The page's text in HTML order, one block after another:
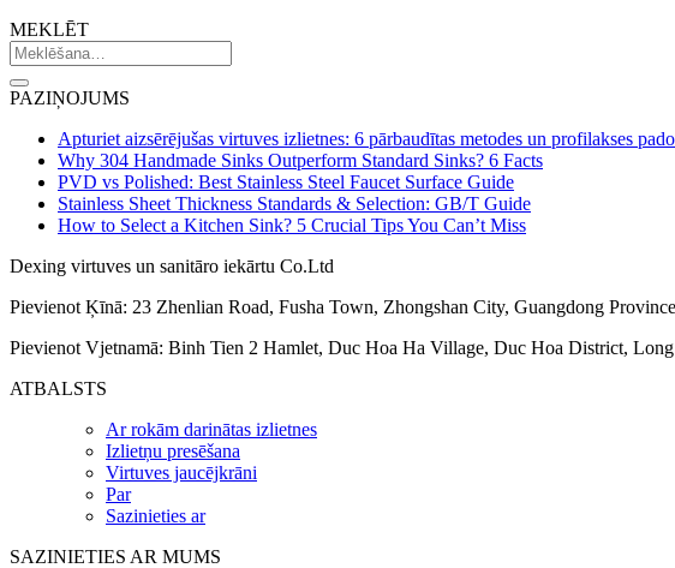
MEKLĒT
PAZIŅOJUMS
Apturiet aizsērējušas virtuves izlietnes: 6 pārbaudītas metodes un profilakses
Why 304 Handmade Sinks Outperform Standard Sinks? 6 Facts
PVD vs Polished: Best Stainless Steel Faucet Surface Guide
Stainless Sheet Thickness Standards & Selection: GB/T Guide
How to Select a Kitchen Sink? 5 Crucial Tips You Can’t Miss
Dexing virtuves un sanitāro iekārtu Co.Ltd
Pievienot Ķīnā: 23 Zhenlian Road, Fusha Town, Zhongshan City, Guangdong Province
Pievienot Vjetnamā: Binh Tien 2 Hamlet, Duc Hoa Ha Village, Duc Hoa District,
ATBALSTS
Ar rokām darinātas izlietnes
Izlietņu presēšana
Virtuves jaucējkrāni
Par
Sazinieties ar
SAZINIETIES AR MUMS